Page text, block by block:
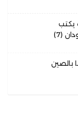
يكتب
(7)
بالصين